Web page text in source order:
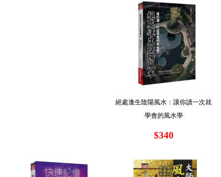
絕處逢生陰陽風水：讓你讀一次就
學會的風水學
$340